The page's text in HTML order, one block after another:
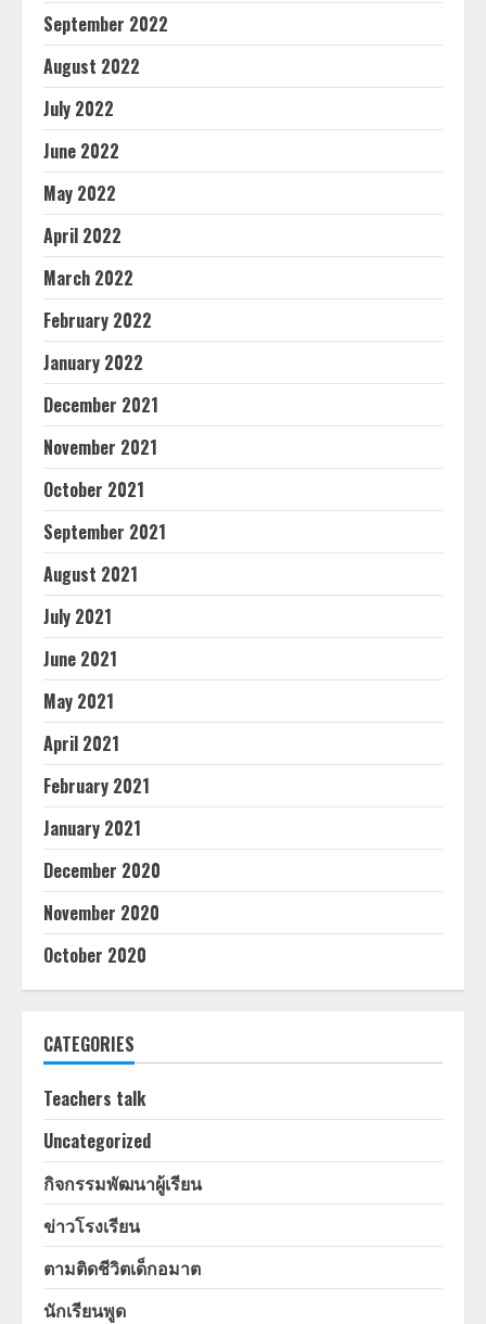
September 2022
August 2022
July 2022
June 2022
May 2022
April 2022
March 2022
February 2022
January 2022
December 2021
November 2021
October 2021
September 2021
August 2021
July 2021
June 2021
May 2021
April 2021
February 2021
January 2021
December 2020
November 2020
October 2020
CATEGORIES
Teachers talk
Uncategorized
กิจกรรมพัฒนาผู้เรียน
ข่าวโรงเรียน
ตามติดชีวิตเด็กอมาต
นักเรียนพูด